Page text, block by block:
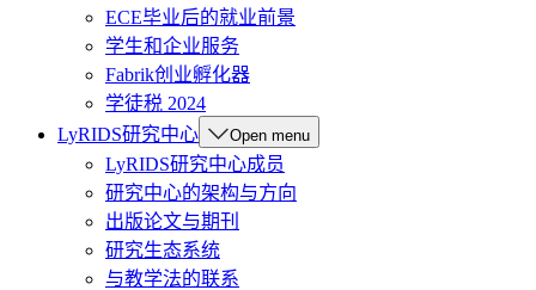
ECE毕业后的就业前景
学生和企业服务
Fabrik创业孵化器
学徒税 2024
LyRIDS研究中心
Open menu
LyRIDS研究中心成员
研究中心的架构与方向
出版论文与期刊
研究生态系统
与教学法的联系